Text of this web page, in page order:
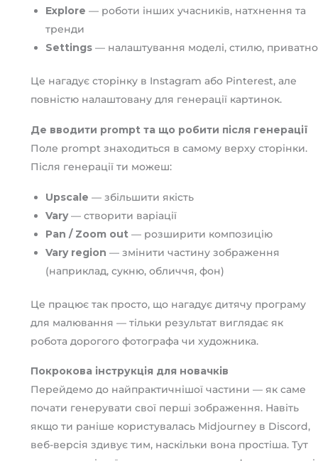
Explore — роботи інших учасників, натхнення та
тренди
Settings— налаштування моделі, стилю,
Це нагадує сторінку в Instagram або Pinterest, але
повністю налаштовану для генерації картинок.
Де вводити prompt та що робити після генерації
Поле prompt знаходиться в самому верху сторінки.
Після генерації ти можеш:
Upscale — збільшити якість
Vary— створити варіації
Pan / Zoom out— розширити композицію
Vary region — змінити частину зображення
(наприклад, сукню, обличчя, фон)
Це працює так просто, що нагадує дитячу програму
для малювання — тільки результат виглядає як
робота дорогого фотографа чи художника.
Покрокова інструкція для новачків
Перейдемо до найпрактичнішої частини — як саме
почати генерувати свої перші зображення. Навіть
якщо ти раніше користувалась Midjourney в Discord,
веб-версія здивує тим, наскільки вона простіша. Тут